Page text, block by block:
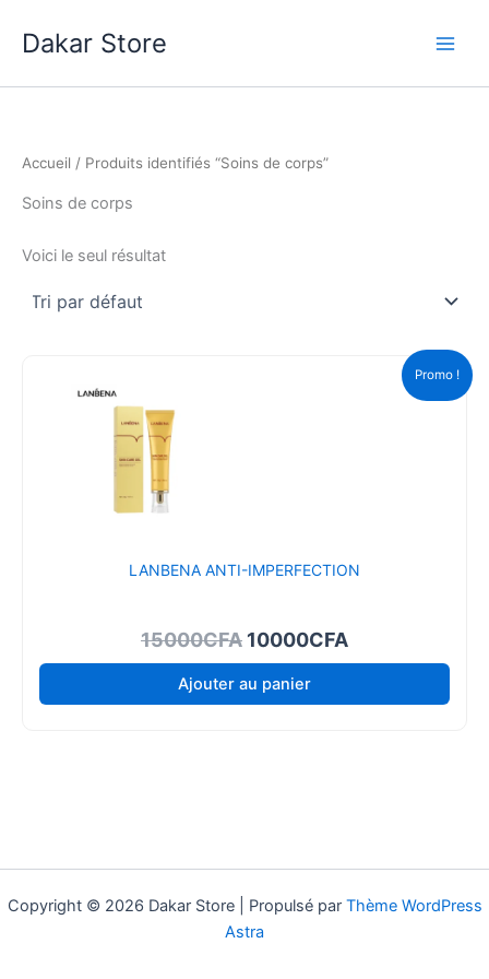
Dakar Store
Accueil / Produits identifiés “Soins de corps”
Soins de corps
Voici le seul résultat
Promo !
LANBENA ANTI-IMPERFECTION
15000CFA Le
prix
initial
10000CFALe
prix
Ajouter au panier
Copyright © 2026 Dakar Store | Propulsé par Thème WordPress
Astra